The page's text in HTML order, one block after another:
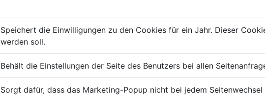
Speichert die Einwilligungen zu den Cookies für ein Jahr. Dieser
werden soll.
Behält die Einstellungen der Seite des Benutzers bei allen
Sorgt dafür, dass das Marketing-Popup nicht bei jedem